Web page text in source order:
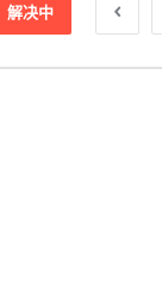
解决中